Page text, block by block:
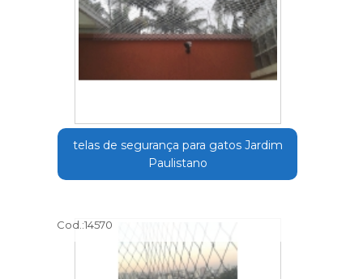
telas de segurança para gatos Jardim
Paulistano
Cod.:14570